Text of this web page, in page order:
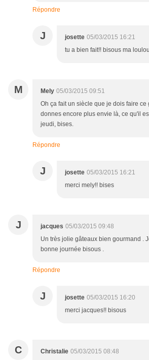
Répondre
J josette 05/03/2015 16:21
tu a bien fait!! bisous ma
M Mely 05/03/2015 09:51
Oh ça fait un siècle que je dois faire ce
donnes encore plus envie là, ce qu'il
jeudi, bises.
Répondre
J josette 05/03/2015 16:21
merci mely!! bises
J jacques 05/03/2015 09:48
Un très jolie gâteaux bien gourmand .
bonne journée bisous .
Répondre
J josette 05/03/2015 16:20
merci jacques!! bisous
C Christalie 05/03/2015 08:48